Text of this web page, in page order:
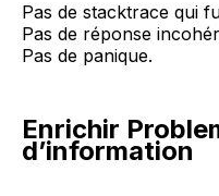
Pas de stacktrace qui
Pas de réponse
Pas de panique.
Enrichir
d’information